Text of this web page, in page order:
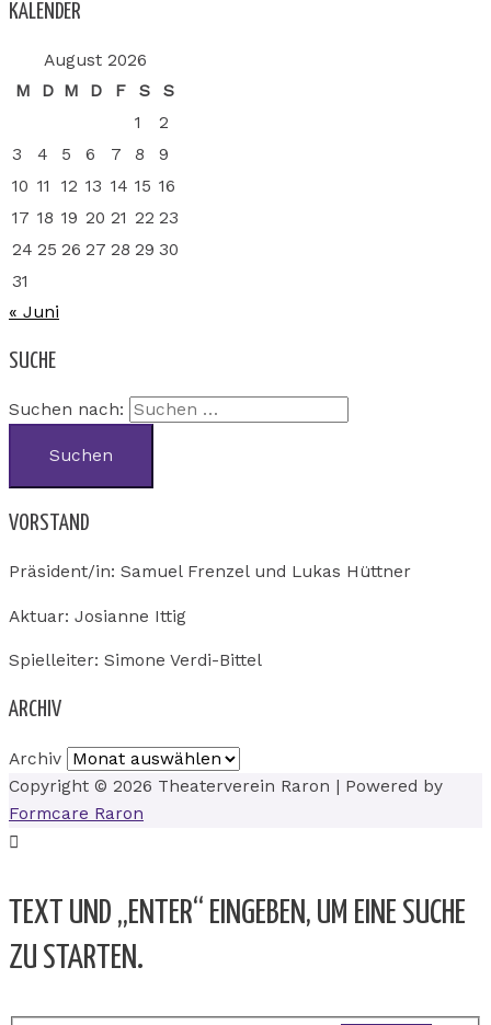
KALENDER
August 2026
M
D M D F S
S
1
2
3
4 5 6 7 8
9
10 11 12 13 14 15 16
17 18 19 20 21 22 23
24 25 26 27 28 29 30
31
« Juni
SUCHE
Suchen nach:
VORSTAND
Präsident/in: Samuel Frenzel und Lukas Hüttner
Aktuar: Josianne Ittig
Spielleiter: Simone Verdi-Bittel
ARCHIV
Archiv
Copyright © 2026 Theaterverein Raron | Powered by
Formcare Raron
TEXT UND „ENTER“ EINGEBEN, UM EINE SUCHE
ZU STARTEN.